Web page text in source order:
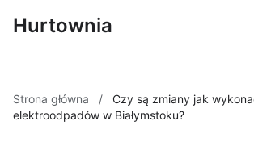
Hurtownia
Strona główna /
Czy są zmiany jak
elektroodpadów w Białymstoku?